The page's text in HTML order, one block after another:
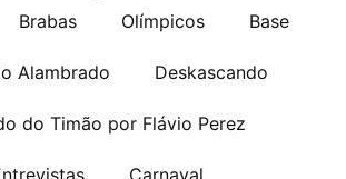
Brabas Olímpicos Base
Alambrado Deskascando
do Timão por Flávio Perez
Carnaval